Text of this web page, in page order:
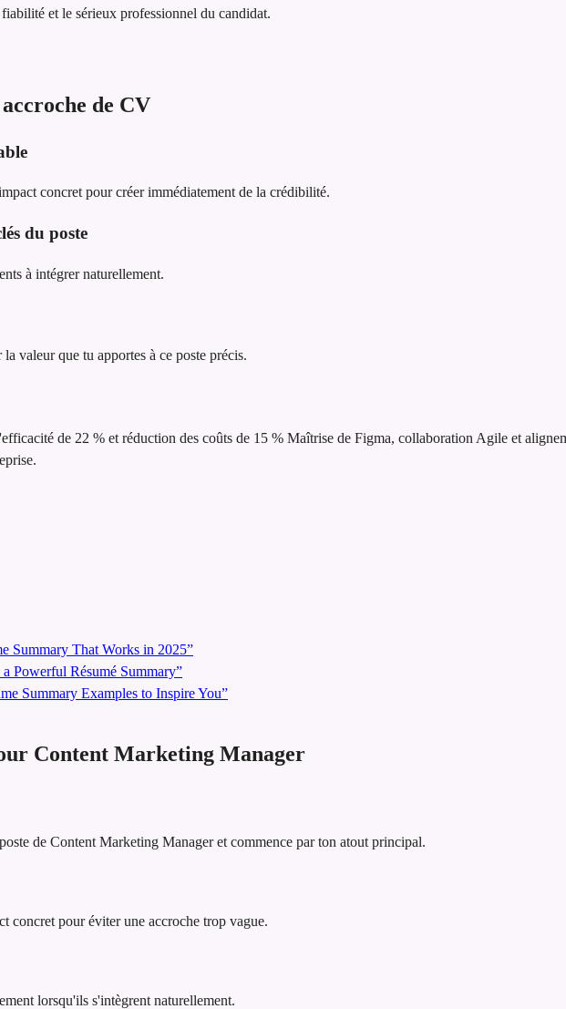
et le sérieux professionnel du candidat.
de CV
concret pour créer immédiatement de la crédibilité.
du poste
à intégrer naturellement.
valeur que tu apportes à ce poste précis.
de 22 % et réduction des coûts de 15 % Maîtrise de Figma, collaboration Agile et
Summary That Works in 2025”
Powerful Résumé Summary”
Summary Examples to Inspire You”
Content Marketing Manager
de Content Marketing Manager et commence par ton atout principal.
concret pour éviter une accroche trop vague.
lorsqu'ils s'intègrent naturellement.